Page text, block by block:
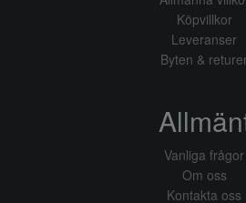
Köpvillkor
Leveranser
Byten &
Vanliga frågor
Om oss
Kontakta oss